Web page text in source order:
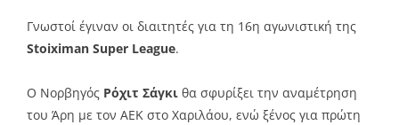
Γνωστοί έγιναν οι διαιτητές για τη 16η αγωνιστική της
Stoiximan Super League.
Ο Νορβηγός Ρόχιτ Σάγκι θα σφυρίξει την αναμέτρηση
του Άρη με τον ΑΕΚ στο Χαριλάου, ενώ ξένος για πρώτη